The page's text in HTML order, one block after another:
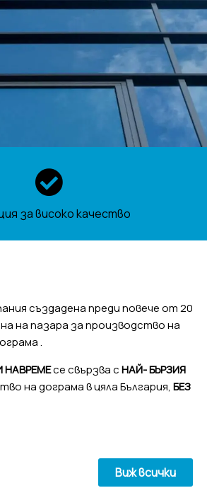
за високо качество
създадена преди повече от 20
на пазара за производство на
.
НАВРЕМЕсе свързва сНАЙ- БЪРЗИЯ
на дограма в цяла България, БЕЗ
Виж всички